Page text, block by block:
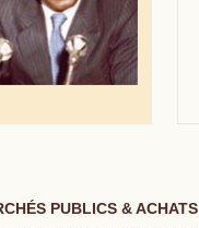
PUBLICS & ACHATS